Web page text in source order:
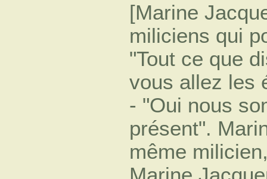
[Marine
miliciens qui
"Tout ce que
vous allez les
- "Oui nous
présent".
même